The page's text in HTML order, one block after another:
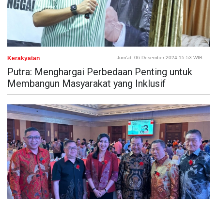
Kerakyatan Jum'at, 06 Desember 2024 15:53 WIB
Putra: Menghargai Perbedaan Penting untuk
Membangun Masyarakat yang Inklusif